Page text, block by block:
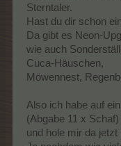
Sterntaler.
Hast du dir schon
Da gibt es Neon-
wie auch
Cuca-Häuschen,
Möwennest,
Also ich habe auf
(Abgabe 11 x
und hole mir da